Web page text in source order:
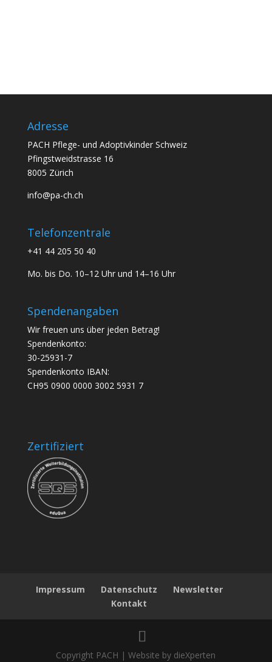
Adresse
PACH Pflege- und Adoptivkinder Schweiz
Pfingstweidstrasse 16
8005 Zürich
info@pa-ch.ch
Telefonzentrale
+41 44 205 50 40
Mo. bis Do. 10–12 Uhr und 14–16 Uhr
Spendenangaben
Wir freuen uns über jeden Betrag!
Spendenkonto:
30-25931-7
Spendenkonto IBAN:
CH95 0900 0000 3002 5931 7
Zertifiziert
Impressum Datenschutz
Newsletter
Kontakt
Copyright PACH | Website by dieXperten